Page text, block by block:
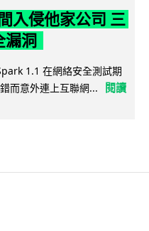
入侵他家公司 三
漏洞
1.1 在網絡安全測試期
而意外連上互聯網...
閱讀